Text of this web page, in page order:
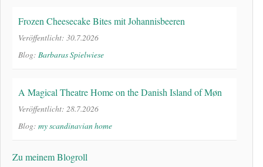
Frozen Cheesecake Bites mit Johannisbeeren
Veröffentlicht: 30.7.2026
Blog: Barbaras Spielwiese
A Magical Theatre Home on the Danish Island of Møn
Veröffentlicht: 28.7.2026
Blog: my scandinavian home
Zu meinem Blogroll